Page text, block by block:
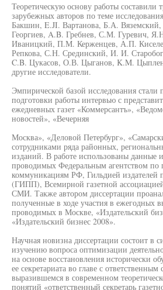
Теоретическую основу работы составили
зарубежных авторов по теме
Бакшин, E.JI. Вартанова, Б.А.
Георгиев, A.B. Гребнев, С.М. Гуревич,
Иваницкий, П.М. Керженцев, А.П.
Репкова, С.Н. Срединский, И. И.
C.B. Цукасов, О.В. Цыганов, K.M.
другие исследователи.
Эмпирической базой исследования стали
подготовки работы интервью с
ежедневных газет «Коммерсантъ»,
новостей», «Вечерняя
Москва», «Деловой Петербург»,
сотрудниками ряда районных,
изданий. В работе использованы данные
проводимых Федеральным агентством по
коммуникациям РФ, Гильдией издателей
(ГИПП), Всемирной газетной
СМИ. Также автором диссертации
полученные в ходе участия в ежегодных
проводимых в Москве, «Издательский
«Издательский бизнес 2008».
Научная новизна диссертации состоит в
изучению вопроса оптимизации
на основе восстановления исторически
ее секретариата во главе с ответственным
выразившемся в современном
понятий «ответственный секретарь